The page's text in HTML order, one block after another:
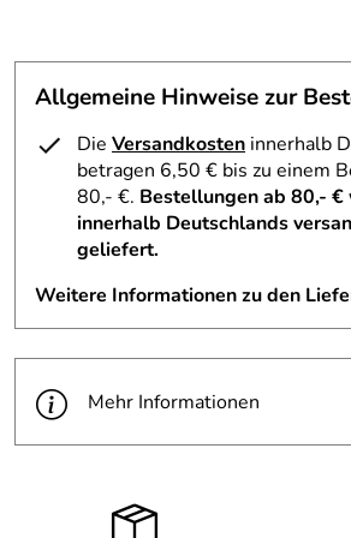
nachhaltige Produktion unterstreicht
deutsche Qualität.
Technische Daten / Eigenschaften –
62x57x54,5 cm – Höhe ca. 54 cm
Maße: Länge 62 cm, Breite 57 cm,
Material: Buchenholz
Wasserbasis
Tragkraft: Stabile Ausführung
Zielgruppe: Babys ab 3 Monaten
Design: Modernes erzgebirgisches
Herstellungsort: Olbernhau im
Elektrogerät: Nein
Allgemeine Hinweise zur
Die Versandkosten innerhalb
betragen 6,50 € bis zu einem
80,- €. Bestellungen ab 80,- €
innerhalb Deutschlands
geliefert.
Weitere Informationen zu den
Mehr Informationen